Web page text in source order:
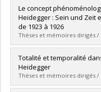
Diplômé(e) :Hardy,
Cycle :Maîtrise
Diplôme obtenu :
Lien vers le document
Le concept
Heidegger : Sein und Zeit
de 1923 à 1926
Thèses et mémoires dirigés /
Diplômé(e) :Basque,
Cycle :Doctorat
Diplôme obtenu :Ph. D.
Lien vers le document
Totalité et temporalité
Heidegger
Thèses et mémoires dirigés /